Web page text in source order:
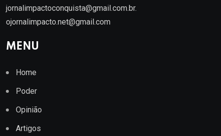
jornalimpactoconquista@gmail.com.br.
ojornalimpacto.net@gmail.com
MENU
Home
Poder
Opinião
Artigos